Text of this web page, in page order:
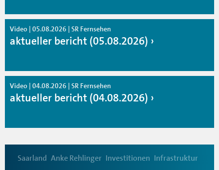
Video | 05.08.2026 | SR Fernsehen
aktueller bericht (05.08.2026)
Video | 04.08.2026 | SR Fernsehen
aktueller bericht (04.08.2026)
Saarland Anke Rehlinger Investitionen Infrastruktur